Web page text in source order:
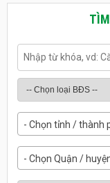
- Chọn tỉnh / thành
- Chọn Quận /